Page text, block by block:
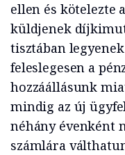
ellen és kötelezte
küldjenek
tisztában
feleslegesen a
hozzáállásunk
mindig az új
néhány évenként
számlára